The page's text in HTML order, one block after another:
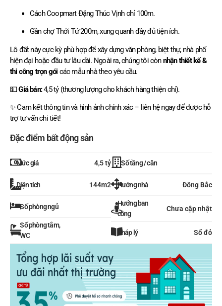
Cách Coopmart Đặng Thúc Vịnh chỉ 100m.
Gần chợ Thới Tứ 200m, xung quanh đầy đủ tiện ích.
Lô đất này cực kỳ phù hợp để xây dựng văn phòng, biệt thự, nhà phố
hiện đại hoặc đầu tư lâu dài. Ngoài ra, chúng tôi cònnhận thiết kế &
thi công trọn gói các mẫu nhà theo yêu cầu.
💵Giá bán:4,5 tỷ (thương lượng cho khách hàng thiện chí).
✨ Cam kết thông tin và hình ảnh chính xác – liên hệ ngay để được hỗ
trợ tư vấn chi tiết!
Đặc điểm bất động sản
Mức giá 4,5 tỷ
Diện tích 144m2
Số phòng ngủ
Số phòng tắm,
WC
Số tầng / căn
Hướng nhà Đông Bắc
Hướng ban
công
Chưa cập nhật
Pháp lý Sổ đỏ